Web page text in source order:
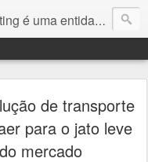
Empresas de Defesa. Não somos jornalistas e nem este é um blog jornalístico.
de transporte
para o jato leve
mercado